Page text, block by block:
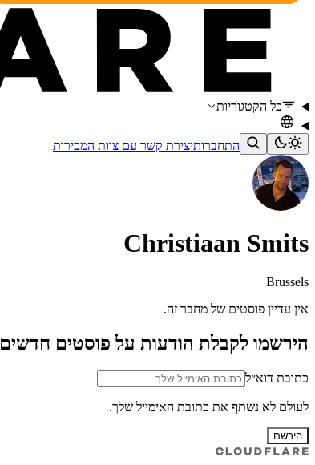
כל הקטגוריות
התחברותיצירת קשר עם צוות המכירות
Christiaan Smits
Brussels
אין עדיין פוסטים של מחבר זה.
הירשמו לקבלת הודעות על פוסטים חדשים
כתובת דוא״ל
לעולם לא נשתף את כתובת האימייל שלך.
הירשם